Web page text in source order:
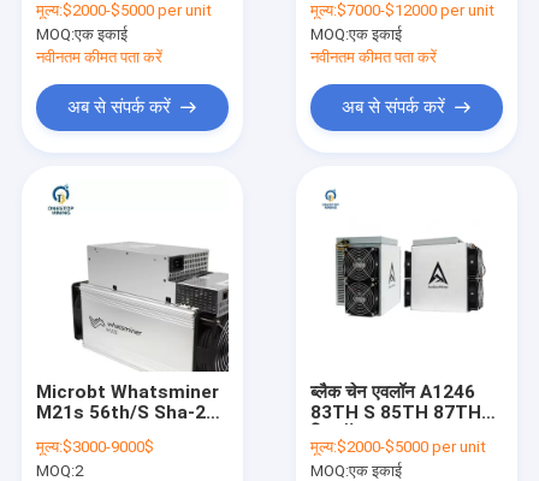
मूल्य:$2000-$5000 per unit
MOQ:एक इकाई
नवीनतम कीमत पता करें
अब से संपर्क करें
96T/100T/104T
S19pro 110T Bitcoin
Miner Sha-256
माइनिंग
मूल्य:$7000-$12000 per unit
MOQ:एक इकाई
नवीनतम कीमत पता करें
अब से संपर्क करें
Microbt Whatsminer
M21s 56th/S Sha-256
Machines
मूल्य:$3000-9000$
MOQ:2
ब्लैक चेन एवलॉन A1246
83TH S 85TH 87TH
3155W
मूल्य:$2000-$5000 per unit
MOQ:एक इकाई